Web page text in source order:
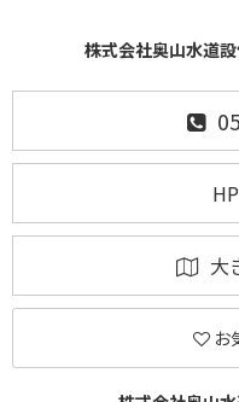
株式会社奥山水道
大
お